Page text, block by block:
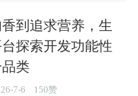
到追求营养，生
探索开发功能性
类
7-6 150赞